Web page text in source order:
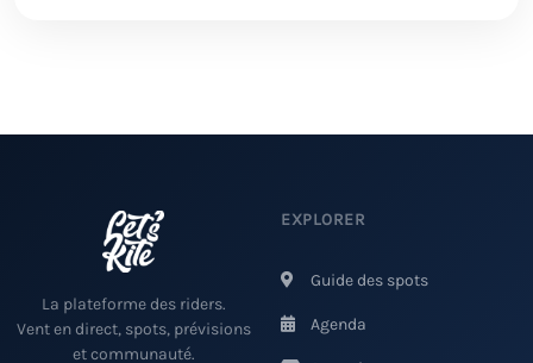
La plateforme des riders.
Vent en direct, spots, prévisions
et communauté.
EXPLORER
Guide des spots
Agenda